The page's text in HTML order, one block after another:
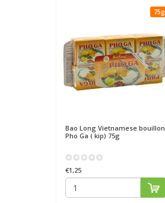
75g
Bao LongVietnamese bouillon
Pho Ga ( kip) 75g
€1,25